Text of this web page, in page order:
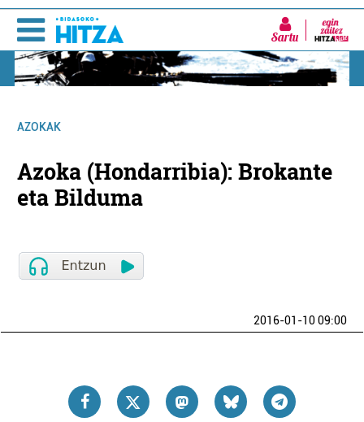
Sartu
AZOKAK
Azoka (Hondarribia): Brokante
eta Bilduma
2016-01-10 09:00